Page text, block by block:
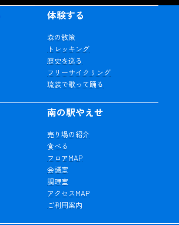
体験する
森の散策
トレッキング
歴史を巡る
フリーサイクリング
琉装で歌って踊る
南の駅やえせ
売り場の紹介
食べる
フロアMAP
会議室
調理室
アクセスMAP
ご利用案内